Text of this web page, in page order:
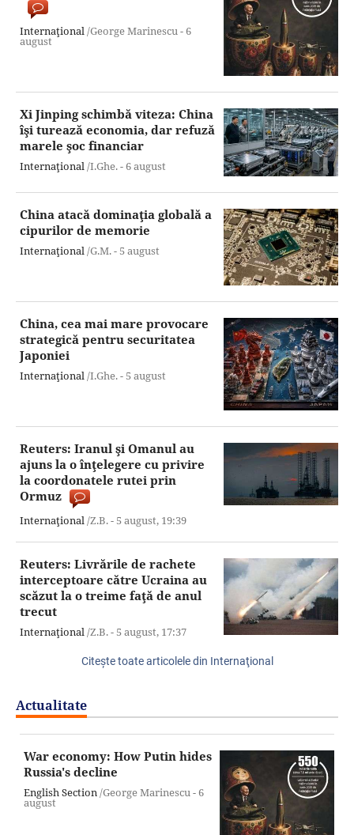
Internaţional/George Marinescu -6
august
Xi Jinping schimbă viteza: China
îşi turează economia, dar refuză
marele şoc financiar
Internaţional/I.Ghe. -6 august
China atacă dominaţia globală a
cipurilor de memorie
Internaţional/G.M. - 5 august
China, cea mai mare provocare
strategică pentru securitatea
Japoniei
Internaţional/I.Ghe. - 5 august
Reuters: Iranul şi Omanul au
ajuns la o înţelegere cu privire
la coordonatele rutei prin
Ormuz
Internaţional/Z.B. - 5 august, 19:39
Reuters: Livrările de rachete
interceptoare către Ucraina au
scăzut la o treime faţă de anul
trecut
Internaţional/Z.B. - 5 august, 17:37
Citeşte toate articolele din Internaţional
Actualitate
War economy: How Putin hides
Russia's decline
English Section/George Marinescu -6
august